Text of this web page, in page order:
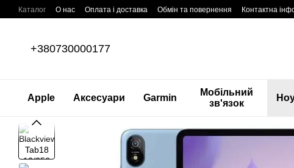
Перейти до основного контенту
Каталог О нас Оплата і доставка Обмін та повернення Контактна
+380730000177
Apple Аксесуари Garmin
Мобільний
зв'язок